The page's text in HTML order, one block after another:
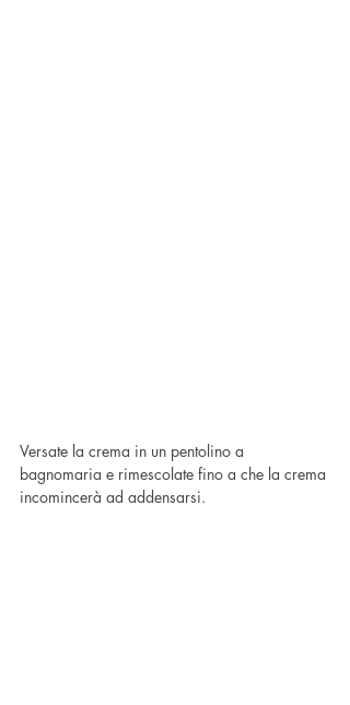
Versate la crema in un pentolino a
bagnomaria e rimescolate fino a che la crema
incomincerà ad addensarsi.